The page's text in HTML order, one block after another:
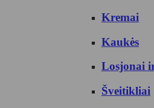
Kremai
Kaukės
Losjonai
Šveitikliai